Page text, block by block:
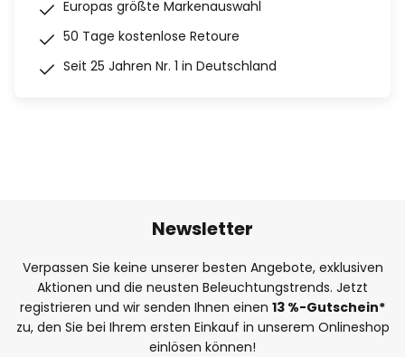
Europas größte Markenauswahl
50 Tage kostenlose Retoure
Seit 25 Jahren Nr. 1 in Deutschland
Newsletter
Verpassen Sie keine unserer besten Angebote, exklusiven
Aktionen und die neusten Beleuchtungstrends. Jetzt
registrieren und wir senden Ihnen einen 13 %-Gutschein*
zu, den Sie bei Ihrem ersten Einkauf in unserem Onlineshop
einlösen können!